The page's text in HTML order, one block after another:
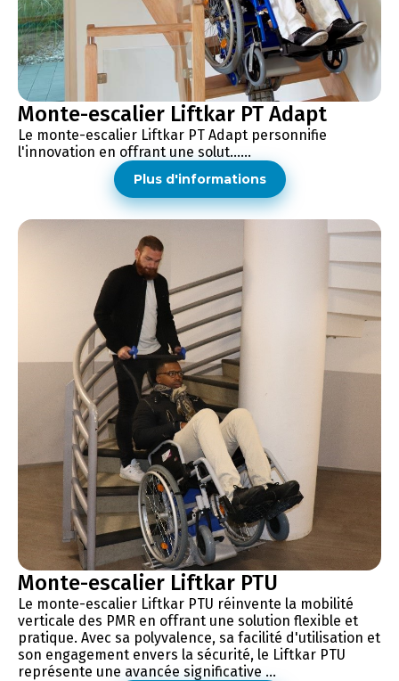
Monte-escalier Liftkar PT Adapt
Le monte-escalier Liftkar PT Adapt personnifie
l'innovation en offrant une solut......
Plus d'informations
Monte-escalier Liftkar PTU
Le monte-escalier Liftkar PTU réinvente la mobilité
verticale des PMR en offrant une solution flexible et
pratique. Avec sa polyvalence, sa facilité d'utilisation et
son engagement envers la sécurité, le Liftkar PTU
représente une avancée significative ...